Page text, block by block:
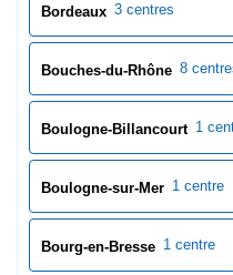
Bourges 1 centre
Bourgogne-Franche-Comté
Bourgoin-Jallieu 1 centre
Brest 2 centres
Bretagne 26 centres